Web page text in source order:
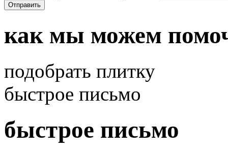
Отправить
как мы можем
подобрать плитку
быстрое письмо
быстрое письмо